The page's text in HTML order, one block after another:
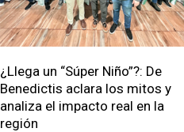
¿Llega un “Súper Niño”?: De
Benedictis aclara los mitos y
analiza el impacto real en la
región